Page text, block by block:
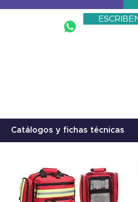
Catálogos y fichas técnicas